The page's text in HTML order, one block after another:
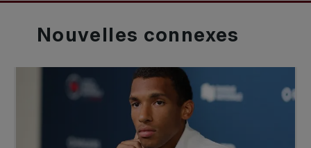
Nouvelles connexes